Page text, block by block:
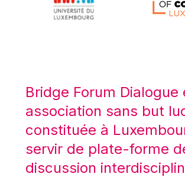
Máire Geoghegan-Quinn
Mario Centeno
Mario Monti
Maroš ŠEFČOVIČ
Martin Bailey
Martine Reicherts
Bridge Forum Dialogue
association sans but
constituée à
servir de plate-forme
discussion